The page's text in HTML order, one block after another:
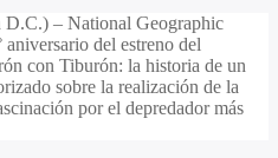
D.C.) – National Geographic
del estreno del
con Tiburón: la historia de un
sobre la realización de la
por el depredador más